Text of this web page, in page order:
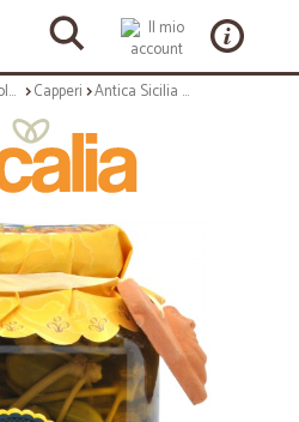
Sughi, scatolame e condimenti Capperi Antica Sicilia cucunci in olio gr.280